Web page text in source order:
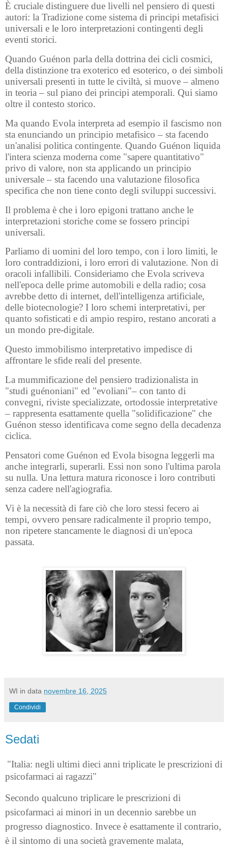
È cruciale distinguere due livelli nel pensiero di questi
autori: la Tradizione come sistema di principi metafisici
universali e le loro interpretazioni contingenti degli
eventi storici.
Quando Guénon parla della dottrina dei cicli cosmici,
della distinzione tra exoterico ed esoterico, o dei simboli
universali presenti in tutte le civiltà, si muove – almeno
in teoria – sul piano dei principi atemporali. Qui siamo
oltre il contesto storico.
Ma quando Evola interpreta ad esempio il fascismo non
sta enunciando un principio metafisico – sta facendo
un'analisi politica contingente. Quando Guénon liquida
l'intera scienza moderna come "sapere quantitativo"
privo di valore, non sta applicando un principio
universale – sta facendo una valutazione filosofica
specifica che non tiene conto degli sviluppi successivi.
Il problema è che i loro epigoni trattano anche le
interpretazioni storiche come se fossero principi
universali.
Parliamo di uomini del loro tempo, con i loro limiti, le
loro contraddizioni, i loro errori di valutazione. Non di
oracoli infallibili. Consideriamo che Evola scriveva
nell'epoca delle prime automobili e della radio; cosa
avrebbe detto di internet, dell'intelligenza artificiale,
delle biotecnologie? I loro schemi interpretativi, per
quanto sofisticati e di ampio respiro, restano ancorati a
un mondo pre-digitale.
Questo immobilismo interpretativo impedisce di
affrontare le sfide reali del presente.
La mummificazione del pensiero tradizionalista in
"studi guénoniani" ed "evoliani"– con tanto di
convegni, riviste specializzate, ortodossie interpretative
– rappresenta esattamente quella "solidificazione" che
Guénon stesso identificava come segno della decadenza
ciclica.
Pensatori come Guénon ed Evola bisogna leggerli ma
anche integrarli, superarli. Essi non sono l'ultima parola
su nulla. Una lettura matura riconosce i loro contributi
senza cadere nell'agiografia.
Vi è la necessità di fare ciò che loro stessi fecero ai
tempi, ovvero pensare radicalmente il proprio tempo,
non ripetere stancamente le diagnosi di un'epoca
passata.
WI in data novembre 16, 2025
Condividi
Sedati
"Italia: negli ultimi dieci anni triplicate le prescrizioni di
psicofarmaci ai ragazzi"
Secondo qualcuno triplicare le prescrizioni di
psicofarmaci ai minori in un decennio sarebbe un
progresso diagnostico. Invece è esattamente il contrario,
è il sintomo di una società gravemente malata,